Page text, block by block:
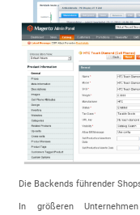
Die Backends führender
In größeren